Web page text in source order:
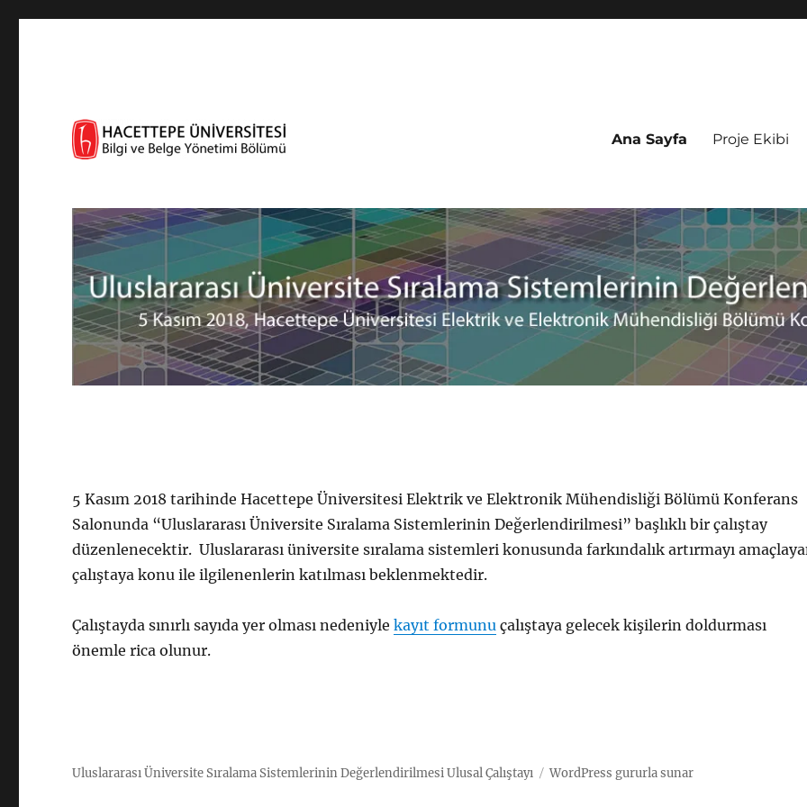
Ana Sayfa Proje Ekibi
5 Kasım 2018 tarihinde Hacettepe Üniversitesi Elektrik ve Elektronik Mühendisliği Bölümü Konferans
Salonunda “Uluslararası Üniversite Sıralama Sistemlerinin Değerlendirilmesi” başlıklı bir çalıştay
düzenlenecektir. Uluslararası üniversite sıralama sistemleri konusunda farkındalık artırmayı
çalıştaya konu ile ilgilenenlerin katılması beklenmektedir.
Çalıştayda sınırlı sayıda yer olması nedeniylekayıt formunu çalıştaya gelecek kişilerin doldurması
önemle rica olunur.
Uluslararası Üniversite Sıralama Sistemlerinin Değerlendirilmesi Ulusal Çalıştayı WordPress gururla sunar